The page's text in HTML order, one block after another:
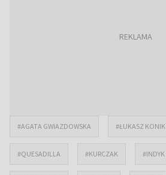
#AGATA GWIAZDOWSKA #ŁUKASZ KONIK
#QUESADILLA #KURCZAK #INDYK